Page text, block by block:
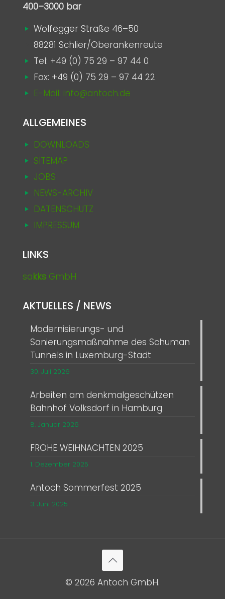
400–3000 bar
Wolfegger Straße 46–50
88281 Schlier/Oberankenreute
Tel: +49 (0) 75 29 – 97 44 0
Fax: +49 (0) 75 29 – 97 44 22
E-Mail: info@antoch.de
ALLGEMEINES
DOWNLOADS
SITEMAP
JOBS
NEWS-ARCHIV
DATENSCHUTZ
IMPRESSUM
LINKS
sakks GmbH
AKTUELLES / NEWS
Modernisierungs- und
Sanierungsmaßnahme des Schuman
Tunnels in Luxemburg-Stadt
30. Juli 2026
Arbeiten am denkmalgeschützen
Bahnhof Volksdorf in Hamburg
8. Januar 2026
FROHE WEIHNACHTEN 2025
1. Dezember 2025
Antoch Sommerfest 2025
3. Juni 2025
© 2026 Antoch GmbH.